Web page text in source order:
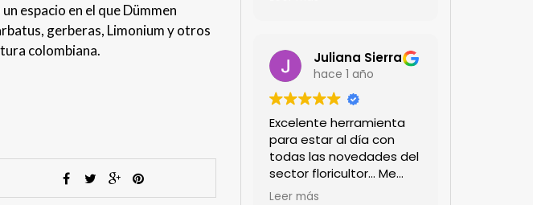
espacio en el que Dümmen
gerberas, Limonium y otros
colombiana.
Felicitaciones!!Juliana Sierra
hace 1 año
Excelente herramienta
para estar al día con
todas las novedades del
sector floricultor... Me
encanta!!!
Leer más